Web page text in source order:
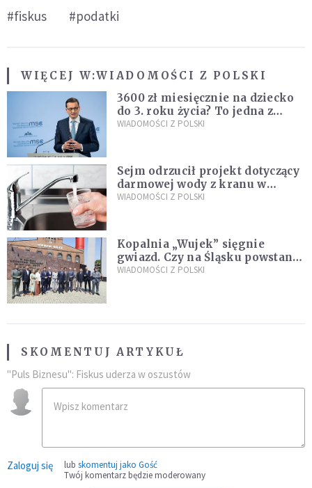
#fiskus #podatki
WIĘCEJ W:WIADOMOŚCI Z POLSKI
3600 zł miesięcznie na dziecko
do 3. roku życia? To jedna z
propozycji programu "Rozwój
WIADOMOŚCI Z POLSKI
Sejm odrzucił projekt dotyczący
darmowej wody z kranu w
restauracjach
WIADOMOŚCI Z POLSKI
Kopalnia „Wujek” sięgnie
gwiazd. Czy na Śląsku powstanie
„Dolina Krzemowa”?
WIADOMOŚCI Z POLSKI
SKOMENTUJ ARTYKUŁ
"Puls Biznesu": Fiskus uderza w oszustów
Zaloguj się lub skomentuj jako Gość
Twój komentarz będzie moderowany